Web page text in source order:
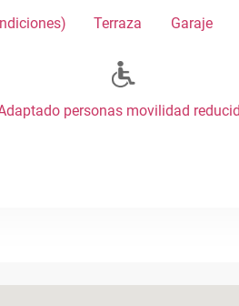
Terraza Garaje
personas movilidad